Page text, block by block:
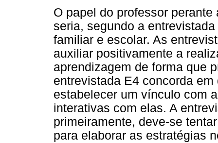
O papel do professor
seria, segundo a
familiar e escolar. As
auxiliar positivamente a
aprendizagem de forma que
entrevistada E4 concorda
estabelecer um vínculo com
interativas com elas. A
primeiramente, deve-se
para elaborar as estratégias